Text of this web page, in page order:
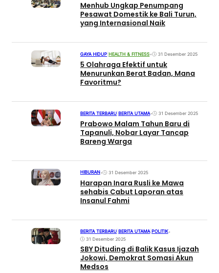
Menhub Ungkap Penumpang
Pesawat Domestik ke Bali Turun,
yang Internasional Naik
GAYA HIDUP HEALTH & FITNESS• 31 Desember 2025
5 Olahraga Efektif untuk
Menurunkan Berat Badan, Mana
Favoritmu?
BERITA TERBARU BERITA UTAMA• 31 Desember 2025
Prabowo Malam Tahun Baru di
Tapanuli, Nobar Layar Tancap
Bareng Warga
HIBURAN• 31 Desember 2025
Harapan Inara Rusli ke Mawa
sehabis Cabut Laporan atas
Insanul Fahmi
BERITA TERBARU BERITA UTAMA POLITIK•
31 Desember 2025
SBY Dituding di Balik Kasus Ijazah
Jokowi, Demokrat Somasi Akun
Medsos